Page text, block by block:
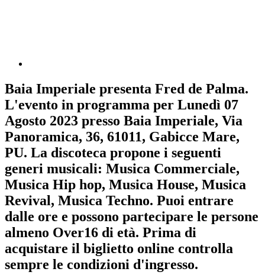
Baia Imperiale presenta Fred de Palma.
L'evento in programma per Lunedì 07
Agosto 2023 presso Baia Imperiale, Via
Panoramica, 36, 61011, Gabicce Mare,
PU. La discoteca propone i seguenti
generi musicali: Musica Commerciale,
Musica Hip hop, Musica House, Musica
Revival, Musica Techno. Puoi entrare
dalle ore e possono partecipare le persone
almeno Over16 di età. Prima di
acquistare il biglietto online controlla
sempre le condizioni d'ingresso.